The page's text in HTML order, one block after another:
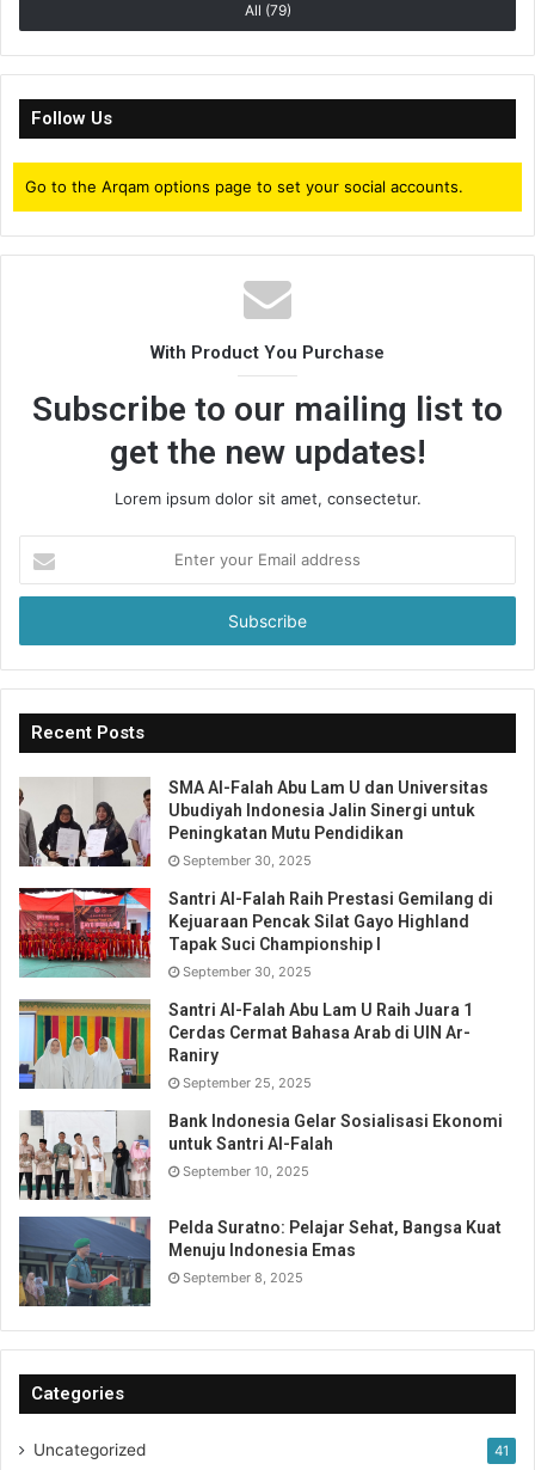
All (79)
Follow Us
Go to the Arqam options page to set your social accounts.
With Product You Purchase
Subscribe to our mailing list to
get the new updates!
Lorem ipsum dolor sit amet, consectetur.
your
Email
Recent Posts
SMA Al-Falah Abu Lam U dan Universitas
Ubudiyah Indonesia Jalin Sinergi untuk
Peningkatan Mutu Pendidikan
September 30, 2025
Santri Al-Falah Raih Prestasi Gemilang di
Kejuaraan Pencak Silat Gayo Highland
Tapak Suci Championship I
September 30, 2025
Santri Al-Falah Abu Lam U Raih Juara 1
Cerdas Cermat Bahasa Arab di UIN Ar-
Raniry
September 25, 2025
Bank Indonesia Gelar Sosialisasi Ekonomi
untuk Santri Al-Falah
September 10, 2025
Pelda Suratno: Pelajar Sehat, Bangsa Kuat
Menuju Indonesia Emas
September 8, 2025
Categories
Uncategorized 41